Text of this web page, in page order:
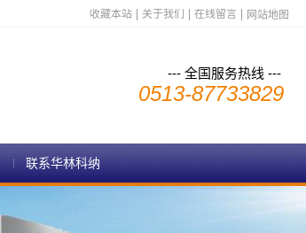
收藏本站 关于我们 在线留言 网站地图
--- 全国服务热线 ---
0513-87733829
联系华林科纳